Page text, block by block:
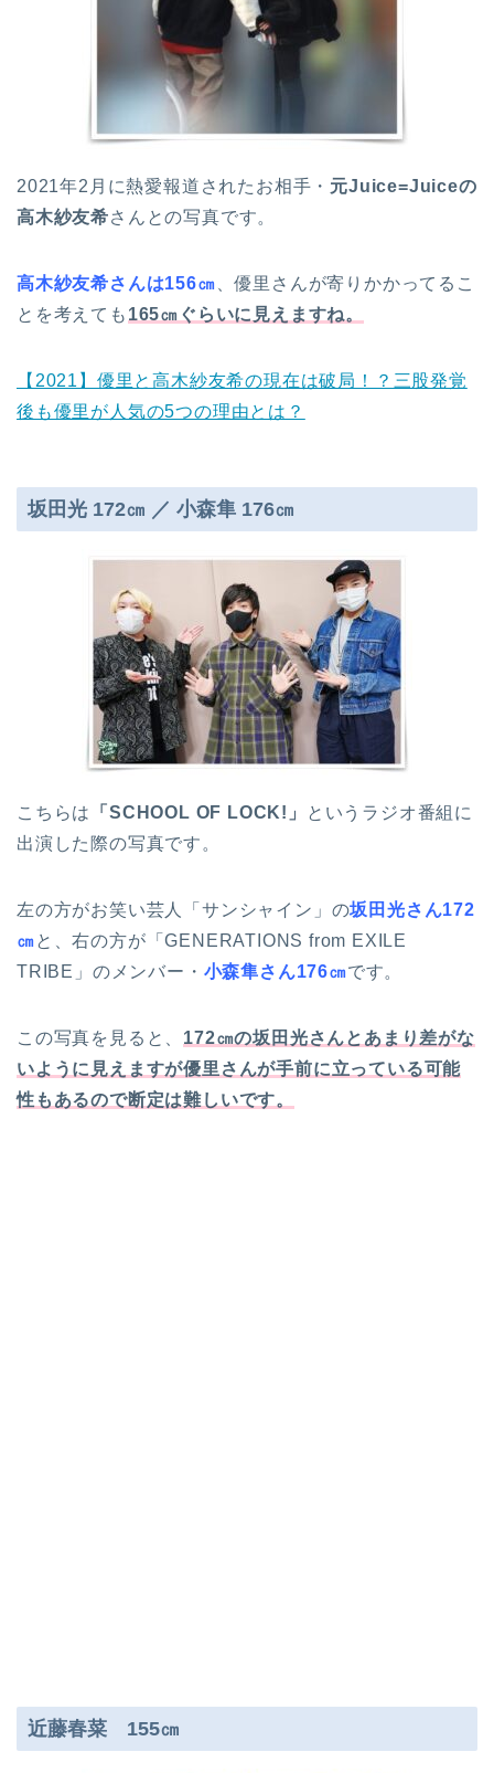
2021年2月に熱愛報道されたお相手・ 元Juice=Juiceの
高木紗友希さんとの写真です。
高木紗友希さんは156㎝ 、優里さんが寄りかかってるこ
とを考えても 165㎝ぐらいに見えますね。
【2021】優里と高木紗友希の現在は破局！？三股発覚
後も優里が人気の5つの理由とは？
坂田光 172㎝ ／ 小森隼 176㎝
こちらは 「SCHOOL OF LOCK!」
というラジオ番組に
出演した際の写真です。
左の方がお笑い芸人「サンシャイン」の坂田光さん172
㎝と、右の方が「GENERATIONS from EXILE
TRIBE」のメンバー・ 小森隼さん176㎝です。
この写真を見ると、 172㎝の坂田光さんとあまり差がな
いように見えますが優里さんが手前に立っている可能
性もあるので断定は難しいです。
近藤春菜 155㎝